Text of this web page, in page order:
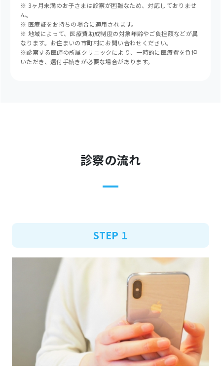
※ 3ヶ月未満のお子さまは診察が困難なため、対応しておりませ
ん。
※ 医療証をお持ちの場合に適用されます。
※ 地域によって、医療費助成制度の対象年齢やご負担額などが異
なります。お住まいの市町村にお問い合わせください。
※診察する医師の所属クリニックにより、一時的に医療費を負担
いただき、還付手続きが必要な場合があります。
診察の流れ
STEP 1